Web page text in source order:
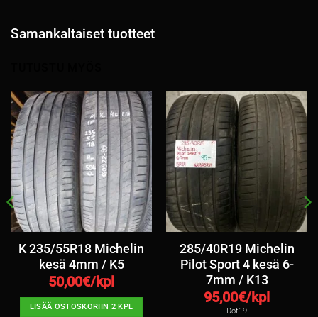
Samankaltaiset tuotteet
K 235/55R18 Michelin
kesä 4mm / K5
50,00€/kpl
LISÄÄ OSTOSKORIIN 2 KPL
285/40R19 Michelin
Pilot Sport 4 kesä 6-
7mm / K13
95,00€/kpl
Dot19